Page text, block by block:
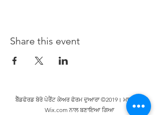
Share this event
ਬੈੱਡਫੋਰਡ ਬੋਰੋ ਪੇਰੈਂਟ ਕੇਅਰ ਫੋਰਮ ਦੁਆਰਾ ©2019। ਮਾਣ ਨਾਲ
Wix.com ਨਾਲ ਬਣਾਇਆ ਗਿਆ